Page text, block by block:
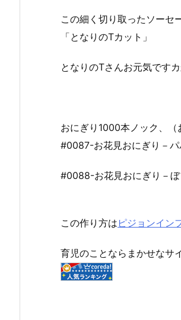
この細く切り取ったソーセ
「となりのTカット」
となりのTさんお元気です
おにぎり1000本ノック、（
#0087-お花見おにぎり－パ
#0088-お花見おにぎり－ぼ
この作り方は ピジョンイン
育児のことならまかせなサ